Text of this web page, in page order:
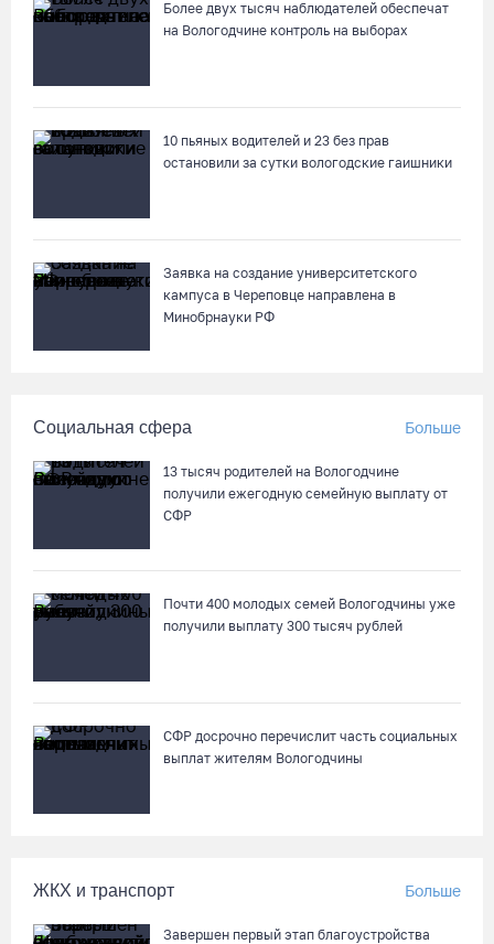
Более двух тысяч наблюдателей обеспечат
на Вологодчине контроль на выборах
10 пьяных водителей и 23 без прав
остановили за сутки вологодские гаишники
Заявка на создание университетского
кампуса в Череповце направлена в
Минобрнауки РФ
Социальная сфера Больше
13 тысяч родителей на Вологодчине
получили ежегодную семейную выплату от
СФР
Почти 400 молодых семей Вологодчины уже
получили выплату 300 тысяч рублей
СФР досрочно перечислит часть социальных
выплат жителям Вологодчины
ЖКХ и транспорт Больше
Завершен первый этап благоустройства